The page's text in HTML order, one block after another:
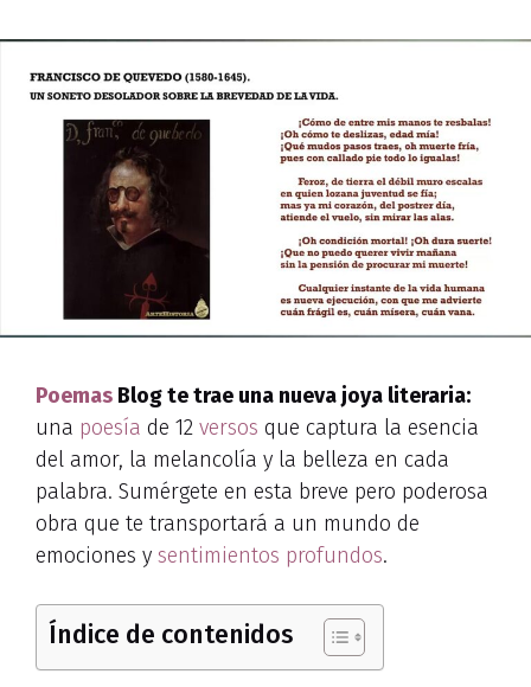
Poemas Blog te trae una nueva joya literaria:
una poesía de 12 versos que captura la esencia
del amor, la melancolía y la belleza en cada
palabra. Sumérgete en esta breve pero poderosa
obra que te transportará a un mundo de
emociones y sentimientos profundos.
Índice de contenidos